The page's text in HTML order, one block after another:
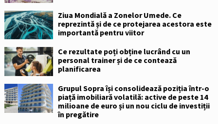
Ziua Mondială a Zonelor Umede. Ce
reprezintă și de ce protejarea acestora este
importantă pentru viitor
Ce rezultate poți obține lucrând cu un
personal trainer și de ce contează
planificarea
Grupul Sopra își consolidează poziția într-o
piață imobiliară volatilă: active de peste 14
milioane de euro și un nou ciclu de investiții
în pregătire